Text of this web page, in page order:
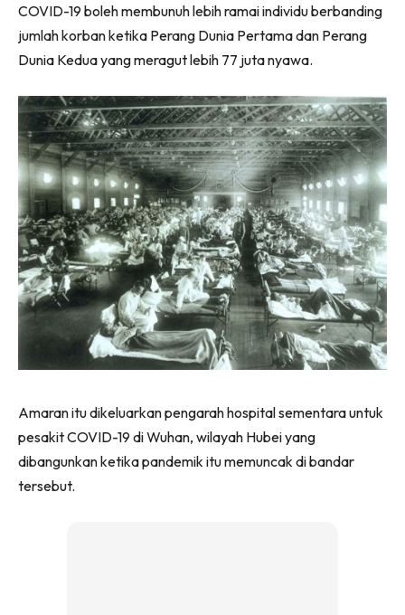
COVID-19 boleh membunuh lebih ramai individu berbanding
jumlah korban ketika Perang Dunia Pertama dan Perang
Dunia Kedua yang meragut lebih 77 juta nyawa.
Amaran itu dikeluarkan pengarah hospital sementara untuk
pesakit COVID-19 di Wuhan, wilayah Hubei yang
dibangunkan ketika pandemik itu memuncak di bandar
tersebut.